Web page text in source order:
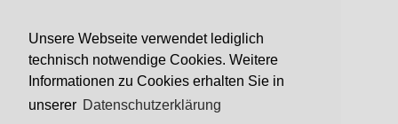
Unsere Webseite verwendet lediglich
technisch notwendige Cookies. Weitere
Informationen zu Cookies erhalten Sie in
unserer Datenschutzerklärung